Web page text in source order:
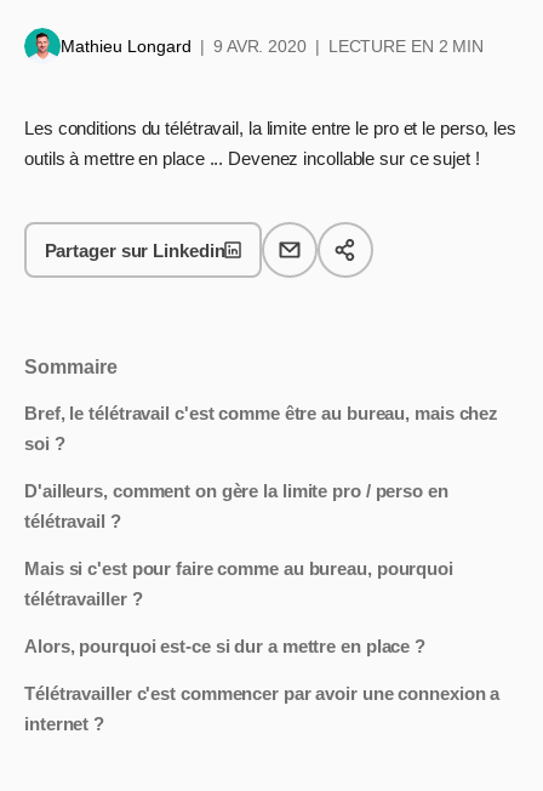
Mathieu Longard 9 AVR. 2020 LECTURE EN 2 MIN
Les conditions du télétravail, la limite entre le pro et le perso, les
outils à mettre en place ... Devenez incollable sur ce sujet !
Partager sur Linkedin
Sommaire
Bref, le télétravail c'est comme être au bureau, mais chez
soi ?
D'ailleurs, comment on gère la limite pro / perso en
télétravail ?
Mais si c'est pour faire comme au bureau, pourquoi
télétravailler ?
Alors, pourquoi est-ce si dur a mettre en place ?
Télétravailler c'est commencer par avoir une connexion a
internet ?